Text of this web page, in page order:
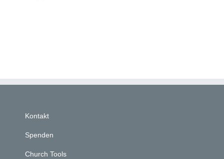
Kontakt
Spenden
Church Tools